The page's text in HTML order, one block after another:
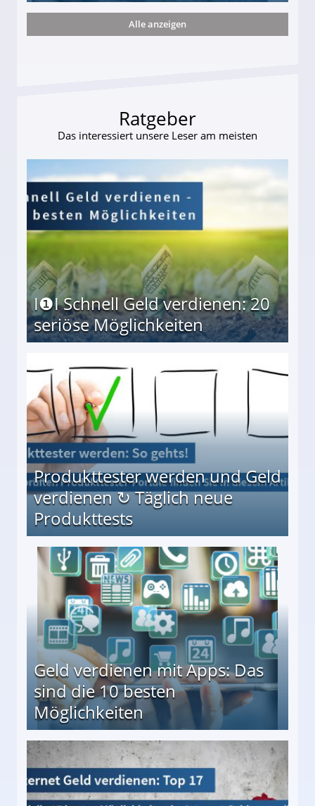
entführten seine Hündin "Hanni"!
Alle anzeigen
Ratgeber
Das interessiert unsere Leser am meisten
I❶I Schnell Geld verdienen: 20
seriöse Möglichkeiten
Produkttester werden und Geld
verdienen ↻ Täglich neue
Produkttests
↻ Täglich neue Produkttests
Geld verdienen mit Apps: Das
sind die 10 besten
Möglichkeiten
besten Möglichkeiten